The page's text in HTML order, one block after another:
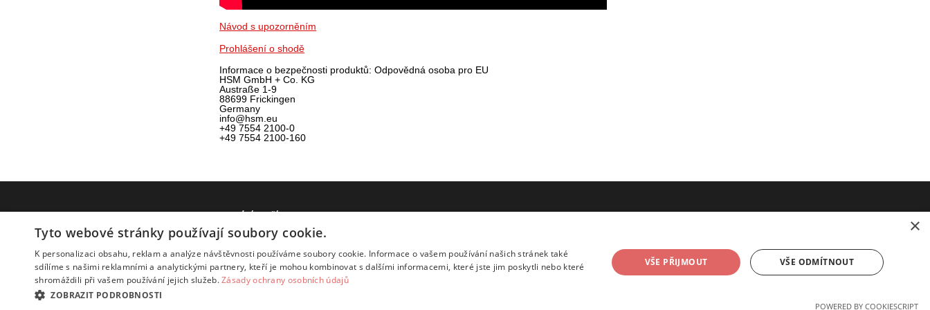
Návod s upozorněním
Prohlášení o shodě
Informace o bezpečnosti produktů: Odpovědná osoba pro EU
HSM GmbH + Co. KG
Austraße 1-9
88699 Frickingen
Germany
info@hsm.eu
+49 7554 2100-0
+49 7554 2100-160
Proč my
O nás
Reklamační řád
Doprava
×
Tyto webové stránky používají soubory cookie.
K personalizaci obsahu, reklam a analýze návštěvnosti používáme soubory cookie. Informace o vašem používání našich stránek také
sdílíme s našimi reklamními a analytickými partnery, kteří je mohou kombinovat s dalšími informacemi, které jste jim poskytli nebo které
shromáždili při vašem používání jejich služeb.Zásady ochrany osobních údajů
ZOBRAZIT PODROBNOSTI
VŠE PŘIJMOUT VŠE ODMÍTNOUT
POWERED BY COOKIESCRIPT